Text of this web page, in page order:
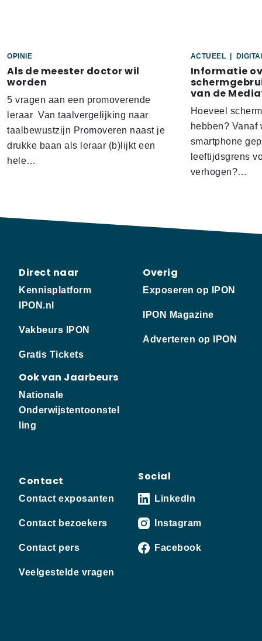
OPINIE
Als de meester doctor wil
worden
5 vragen aan een promoverende
leraar Van taalvergelijking naar
taalbewustzijn Promoveren naast je
drukke baan als leraar (b)lijkt een
hele…
ACTUEEL
Informatie
van de
Hoeveel
hebben?
smartphone
leeftijdsgrens
verhogen?…
Direct naar
Kennisplatform
IPON.nl
Vakbeurs IPON
Gratis Tickets
Ook van Jaarbeurs
Nationale
Onderwijstentoonstel
ling
Overig
Exposeren op IPON
IPON Magazine
Adverteren op IPON
Contact
Contact exposanten
Contact bezoekers
Contact pers
Veelgestelde vragen
Social
LinkedIn
Instagram
Facebook